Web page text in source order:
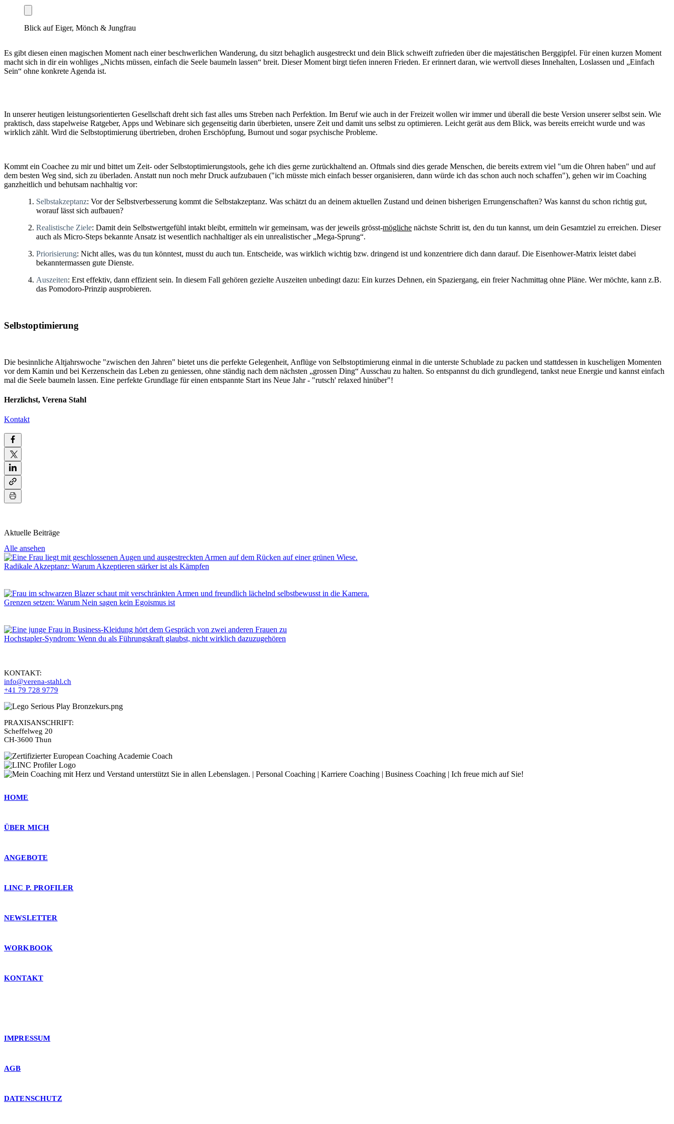
Blick auf Eiger, Mönch & Jungfrau
Es gibt diesen einen magischen Moment nach einer beschwerlichen Wanderung, du sitzt behaglich ausgestreckt und dein Blick schweift zufrieden über die majestätischen Berggipfel. Für einen kurzen Moment
macht sich in dir ein wohliges „Nichts müssen, einfach die Seele baumeln lassen“ breit. Dieser Moment birgt tiefen inneren Frieden. Er erinnert daran, wie wertvoll dieses Innehalten, Loslassen und „Einfach
Sein“ ohne konkrete Agenda ist.
In unserer heutigen leistungsorientierten Gesellschaft dreht sich fast alles ums Streben nach Perfektion. Im Beruf wie auch in der Freizeit wollen wir immer und überall die beste Version unserer selbst sein. Wie
praktisch, dass stapelweise Ratgeber, Apps und Webinare sich gegenseitig darin überbieten, unsere Zeit und damit uns selbst zu optimieren. Leicht gerät aus dem Blick, was bereits erreicht wurde und was
wirklich zählt. Wird die Selbstoptimierung übertrieben, drohen Erschöpfung, Burnout und sogar psychische Probleme.
Kommt ein Coachee zu mir und bittet um Zeit- oder Selbstoptimierungstools, gehe ich dies gerne zurückhaltend an. Oftmals sind dies gerade Menschen, die bereits extrem viel "um die Ohren haben" und auf
dem besten Weg sind, sich zu überladen. Anstatt nun noch mehr Druck aufzubauen ("ich müsste mich einfach besser organisieren, dann würde ich das schon auch noch schaffen"), gehen wir im Coaching
ganzheitlich und behutsam nachhaltig vor:
Selbstakzeptanz: Vor der Selbstverbesserung kommt die Selbstakzeptanz. Was schätzt du an deinem aktuellen Zustand und deinen bisherigen Errungenschaften? Was kannst du schon richtig gut,
worauf lässt sich aufbauen?
Realistische Ziele: Damit dein Selbstwertgefühl intakt bleibt, ermitteln wir gemeinsam, was der jeweils grösst-mögliche nächste Schritt ist, den du tun kannst, um dein Gesamtziel zu erreichen. Dieser
auch als Micro-Steps bekannte Ansatz ist wesentlich nachhaltiger als ein unrealistischer „Mega-Sprung“.
Priorisierung: Nicht alles, was du tun könntest, musst du auch tun. Entscheide, was wirklich wichtig bzw. dringend ist und konzentriere dich dann darauf. Die Eisenhower-Matrix leistet dabei
bekanntermassen gute Dienste.
Auszeiten: Erst effektiv, dann effizient sein. In diesem Fall gehören gezielte Auszeiten unbedingt dazu: Ein kurzes Dehnen, ein Spaziergang, ein freier Nachmittag ohne Pläne. Wer möchte, kann z.B.
das Pomodoro-Prinzip ausprobieren.
Selbstoptimierung
Die besinnliche Altjahrswoche "zwischen den Jahren" bietet uns die perfekte Gelegenheit, Anflüge von Selbstoptimierung einmal in die unterste Schublade zu packen und stattdessen in kuscheligen Momenten
vor dem Kamin und bei Kerzenschein das Leben zu geniessen, ohne ständig nach dem nächsten „grossen Ding“ Ausschau zu halten. So entspannst du dich grundlegend, tankst neue Energie und kannst einfach
mal die Seele baumeln lassen. Eine perfekte Grundlage für einen entspannte Start ins Neue Jahr - "rutsch' relaxed hinüber"!
Herzlichst, Verena Stahl
Kontakt
Aktuelle Beiträge
Alle ansehen
Radikale Akzeptanz: Warum Akzeptieren stärker ist als Kämpfen
Grenzen setzen: Warum Nein sagen kein Egoismus ist
Hochstapler-Syndrom: Wenn du als Führungskraft glaubst, nicht wirklich dazuzugehören
KONTAKT:
info@verena-stahl.ch
+41 79 728 9779
PRAXISANSCHRIFT:
Scheffelweg 20
CH-3600 Thun
HOME
ÜBER MICH
ANGEBOTE
LINC P. PROFILER
NEWSLETTER
WORKBOOK
KONTAKT
IMPRESSUM
AGB
DATENSCHUTZ